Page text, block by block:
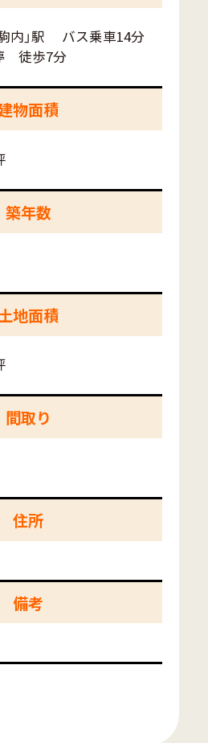
内」駅 バス乗車14分
徒歩7分
物面積
築年数
地面積
間取り
住所
備考